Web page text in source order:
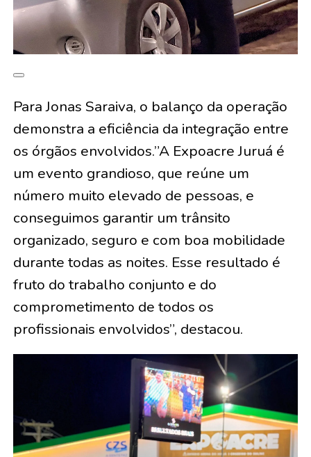
Para Jonas Saraiva, o balanço da operação
demonstra a eficiência da integração entre
os órgãos envolvidos.”A Expoacre Juruá é
um evento grandioso, que reúne um
número muito elevado de pessoas, e
conseguimos garantir um trânsito
organizado, seguro e com boa mobilidade
durante todas as noites. Esse resultado é
fruto do trabalho conjunto e do
comprometimento de todos os
profissionais envolvidos”, destacou.